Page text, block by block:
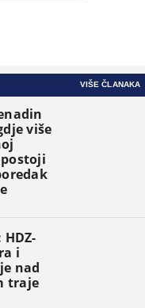
VIŠE ČLANAKA
više
kao
i
nad
traje